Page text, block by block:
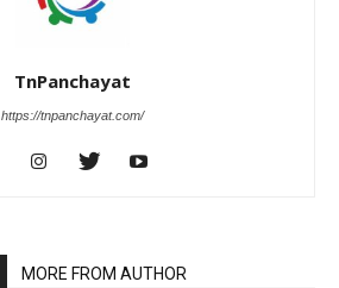
TnPanchayat
https://tnpanchayat.com/
MORE FROM AUTHOR